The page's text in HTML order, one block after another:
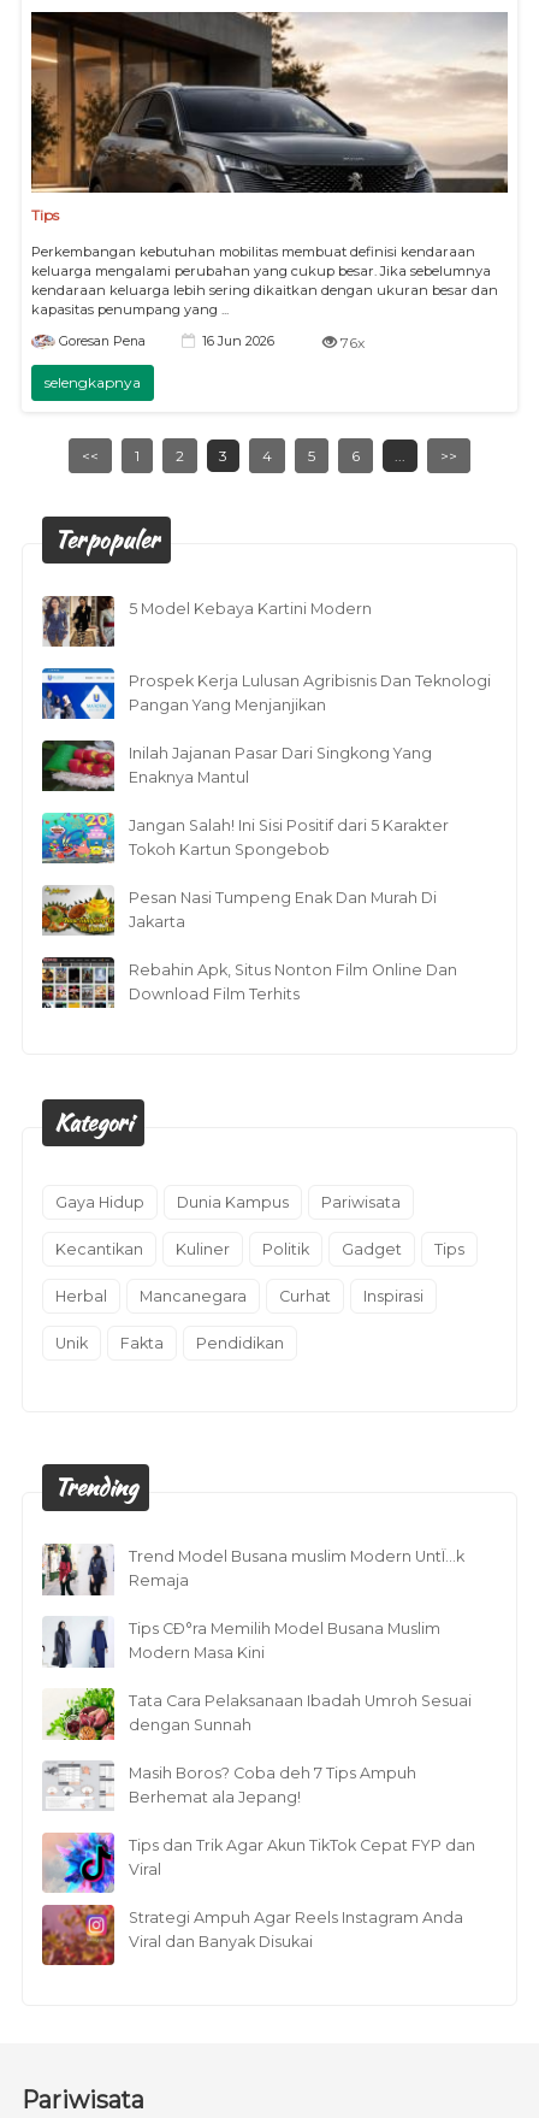
Tips
Perkembangan kebutuhan mobilitas membuat definisi kendaraan
keluarga mengalami perubahan yang cukup besar. Jika sebelumnya
kendaraan keluarga lebih sering dikaitkan dengan ukuran besar dan
kapasitas penumpang yang ...
Goresan Pena 16 Jun 2026 76x
selengkapnya
<< 1 2 3 4 5 6 >>
Terpopuler
5 Model Kebaya Kartini Modern
Prospek Kerja Lulusan Agribisnis Dan Teknologi
Pangan Yang Menjanjikan
Inilah Jajanan Pasar Dari Singkong Yang
Enaknya Mantul
Jangan Salah! Ini Sisi Positif dari 5 Karakter
Tokoh Kartun Spongebob
Pesan Nasi Tumpeng Enak Dan Murah Di
Jakarta
Rebahin Apk, Situs Nonton Film Online Dan
Download Film Terhits
Kategori
Gaya Hidup Dunia Kampus Pariwisata
Kecantikan Kuliner Politik Gadget Tips
Herbal Mancanegara Curhat Inspirasi
Unik Fakta Pendidikan
Trending
Trend Model Busana muslim Modern UntÏ…k
Remaja
Tips CÐ°ra Memilih Model Busana Muslim
Modern Masa Kini
Tata Cara Pelaksanaan Ibadah Umroh Sesuai
dengan Sunnah
Masih Boros? Coba deh 7 Tips Ampuh
Berhemat ala Jepang!
Tips dan Trik Agar Akun TikTok Cepat FYP dan
Viral
Strategi Ampuh Agar Reels Instagram Anda
Viral dan Banyak Disukai
Pariwisata